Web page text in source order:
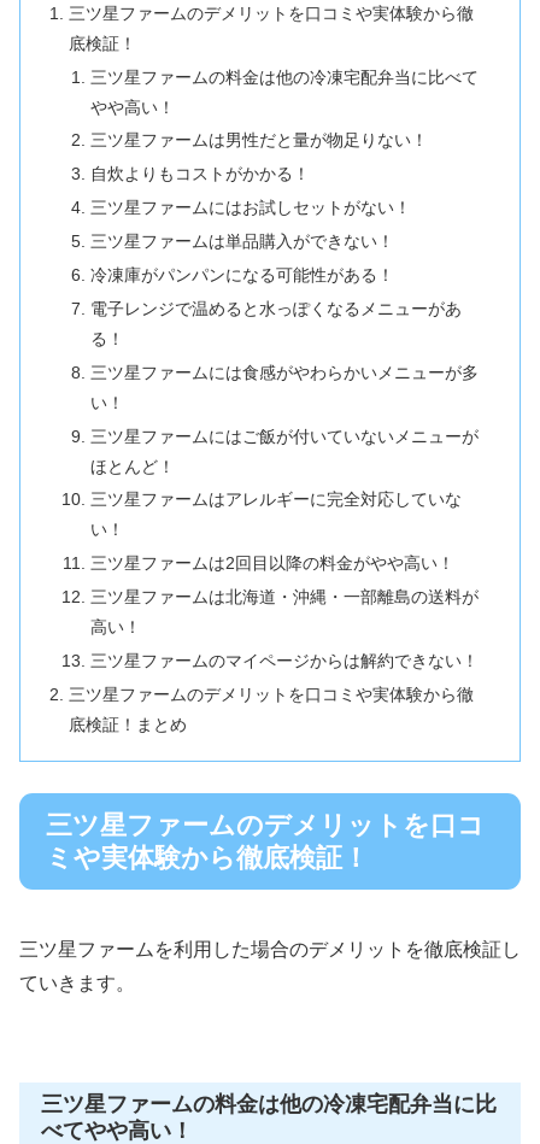
三ツ星ファームのデメリットを口コミや実体験から徹
底検証！
三ツ星ファームの料金は他の冷凍宅配弁当に比べて
やや高い！
三ツ星ファームは男性だと量が物足りない！
自炊よりもコストがかかる！
三ツ星ファームにはお試しセットがない！
三ツ星ファームは単品購入ができない！
冷凍庫がパンパンになる可能性がある！
電子レンジで温めると水っぽくなるメニューがあ
る！
三ツ星ファームには食感がやわらかいメニューが多
い！
三ツ星ファームにはご飯が付いていないメニューが
ほとんど！
三ツ星ファームはアレルギーに完全対応していな
い！
三ツ星ファームは2回目以降の料金がやや高い！
三ツ星ファームは北海道・沖縄・一部離島の送料が
高い！
三ツ星ファームのマイページからは解約できない！
三ツ星ファームのデメリットを口コミや実体験から徹
底検証！まとめ
三ツ星ファームのデメリットを口コ
ミや実体験から徹底検証！
三ツ星ファームを利用した場合のデメリットを徹底検証し
ていきます。
三ツ星ファームの料金は他の冷凍宅配弁当に比
べてやや高い！